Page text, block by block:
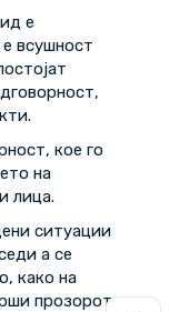
е
всушност
кое го
на
лица.
ситуации
а се
како на
прозорот на